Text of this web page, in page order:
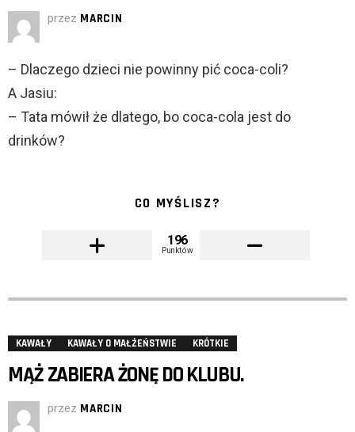
przez MARCIN
– Dlaczego dzieci nie powinny pić coca-coli?
A Jasiu:
– Tata mówił że dlatego, bo coca-cola jest do
drinków?
CO MYŚLISZ?
196
Punktów
KAWAŁY KAWAŁY O MAŁŻEŃSTWIE KRÓTKIE
MĄŻ ZABIERA ŻONĘ DO KLUBU.
przez MARCIN